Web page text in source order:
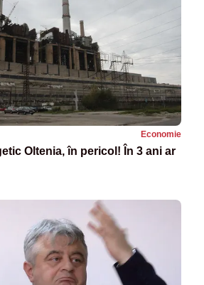
Economie
Oltenia, în pericol! În 3 ani ar